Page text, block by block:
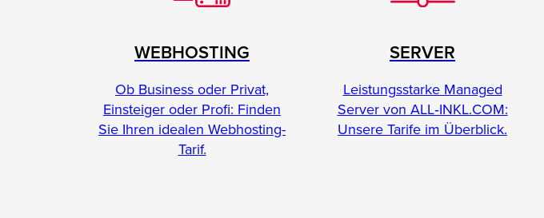
WEBHOSTING
Ob Business oder Privat,
Einsteiger oder Profi: Finden
Sie Ihren idealen Webhosting-
Tarif.
SERVER
Leistungsstarke Managed
Server von ALL‑INKL.COM:
Unsere Tarife im Überblick.